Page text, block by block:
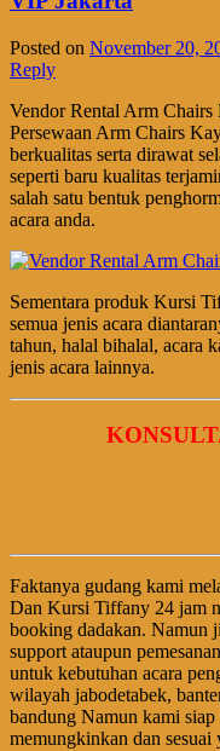
Posted on November 20,
Reply
Vendor Rental Arm
Persewaan Arm Chairs
berkualitas serta dirawat
seperti baru kualitas
salah satu bentuk
acara anda.
Sementara produk Kursi
semua jenis acara
tahun, halal bihalal, acara
jenis acara lainnya.
Faktanya gudang kami
Dan Kursi Tiffany 24 jam
booking dadakan. Namun
support ataupun
untuk kebutuhan acara
wilayah jabodetabek,
bandung Namun kami
memungkinkan dan sesuai